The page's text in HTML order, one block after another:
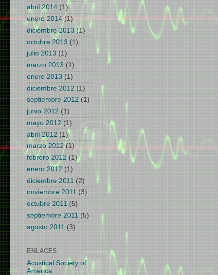
abril 2014 (1)
enero 2014(1)
diciembre 2013 (1)
octubre 2013 (1)
julio 2013 (1)
marzo 2013 (1)
enero 2013 (1)
diciembre 2012 (1)
septiembre 2012 (1)
junio 2012 (1)
mayo 2012 (1)
abril 2012 (1)
marzo 2012(1)
febrero 2012 (1)
enero 2012 (1)
diciembre 2011 (2)
noviembre 2011 (3)
octubre 2011 (5)
septiembre 2011 (5)
agosto 2011 (3)
ENLACES
Acustical Society of
America